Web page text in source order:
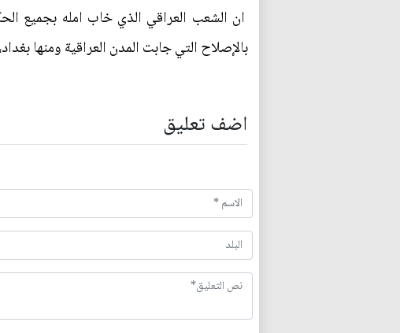
ان الشعب العراقي الذي خاب امله بجميع
بالإصلاح التي جابت المدن العراقية ومنها
اضف تعليق